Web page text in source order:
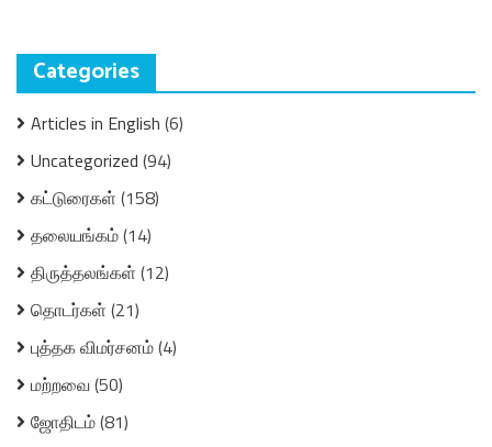
Categories
Articles in English (6)
Uncategorized (94)
கட்டுரைகள் (158)
தலையங்கம்(14)
திருத்தலங்கள் (12)
தொடர்கள் (21)
புத்தக விமர்சனம்(4)
மற்றவை (50)
ஜோதிடம்(81)